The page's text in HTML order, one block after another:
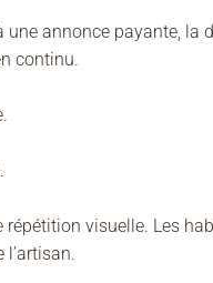
annonce payante,
continu.
visuelle. Les